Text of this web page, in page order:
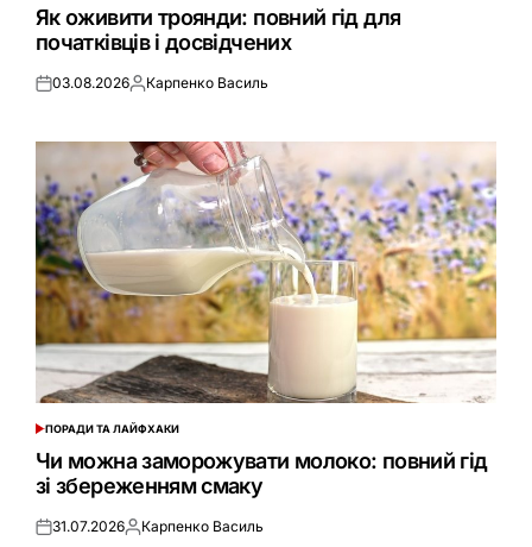
Як оживити троянди: повний гід для
початківців і досвідчених
Оприлюднено
03.08.2026Опубліковано
Карпенко Василь
ОПУБЛІКУВАТИ
У
ПОРАДИ ТА ЛАЙФХАКИ
Чи можна заморожувати молоко: повний гід
зі збереженням смаку
Оприлюднено
31.07.2026Опубліковано
Карпенко Василь